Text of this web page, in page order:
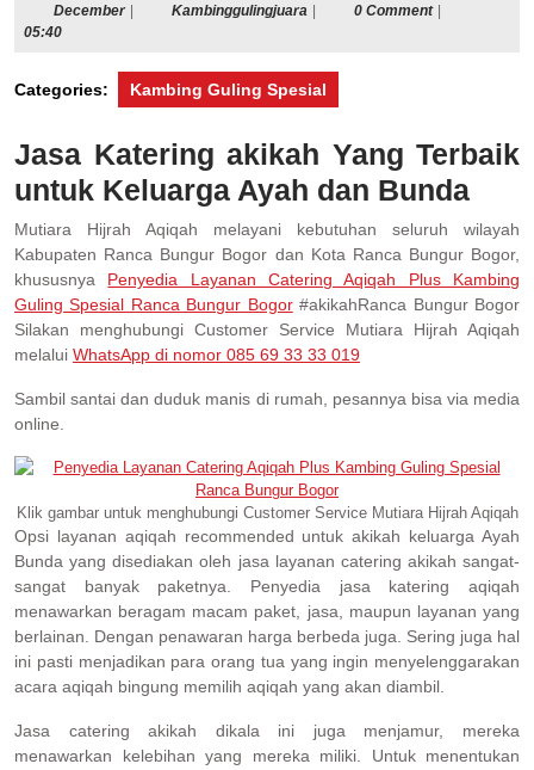
DecemberDecemberKambinggulingjuara Kambinggulingjuara
0 Comment
05:40
Categories: Kambing Guling Spesial
Jasa Katering akikah Yang Terbaik
untuk Keluarga Ayah dan Bunda
Mutiara Hijrah Aqiqah melayani kebutuhan seluruh wilayah
Kabupaten Ranca Bungur Bogor dan Kota Ranca Bungur Bogor,
khususnya Penyedia Layanan Catering Aqiqah Plus Kambing
Guling Spesial Ranca Bungur Bogor#akikahRanca Bungur Bogor
Silakan menghubungi Customer Service Mutiara Hijrah Aqiqah
melalui WhatsApp di nomor 085 69 33 33 019
Sambil santai dan duduk manis di rumah, pesannya bisa via media
online.
Klik gambar untuk menghubungi Customer Service Mutiara Hijrah Aqiqah
Opsi layanan aqiqah recommended untuk akikah keluarga Ayah
Bunda yang disediakan oleh jasa layanan catering akikah sangat-
sangat banyak paketnya. Penyedia jasa katering aqiqah
menawarkan beragam macam paket, jasa, maupun layanan yang
berlainan. Dengan penawaran harga berbeda juga. Sering juga hal
ini pasti menjadikan para orang tua yang ingin menyelenggarakan
acara aqiqah bingung memilih aqiqah yang akan diambil.
Jasa catering akikah dikala ini juga menjamur, mereka
menawarkan kelebihan yang mereka miliki. Untuk menentukan